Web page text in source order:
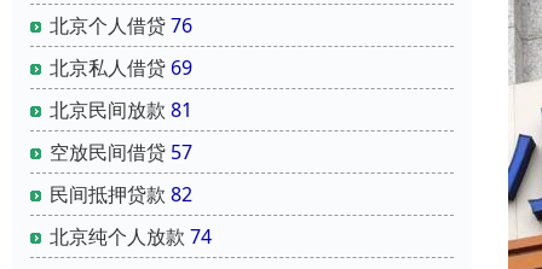
北京个人借贷76
北京私人借贷 69
北京民间放款 81
空放民间借贷 57
民间抵押贷款 82
北京纯个人放款 74